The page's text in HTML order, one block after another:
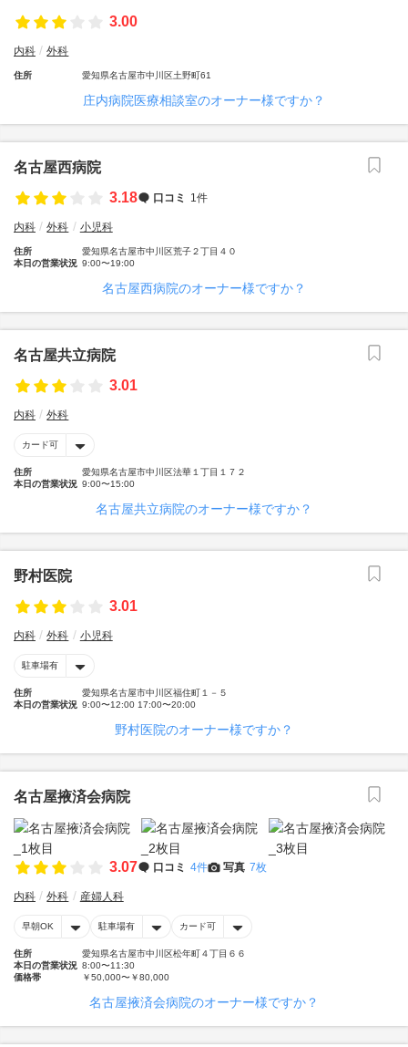
3.00
内科 外科
住所 愛知県名古屋市中川区土野町61
庄内病院医療相談室のオーナー様ですか？
名古屋西病院
3.18
口コミ 1件
内科 外科 小児科
住所
愛知県名古屋市中川区荒子２丁目４０
本日の営業状況 9:00〜19:00
名古屋西病院のオーナー様ですか？
名古屋共立病院
3.01
内科 外科
カード可
住所
愛知県名古屋市中川区法華１丁目１７２
本日の営業状況 9:00〜15:00
名古屋共立病院のオーナー様ですか？
野村医院
3.01
内科 外科 小児科
駐車場有
住所
愛知県名古屋市中川区福住町１－５
本日の営業状況 9:00〜12:00 17:00〜20:00
野村医院のオーナー様ですか？
名古屋掖済会病院
3.07 口コミ 4件 写真 7枚
内科 外科 産婦人科
早朝OK 駐車場有 カード可
住所
愛知県名古屋市中川区松年町４丁目６６
本日の営業状況 8:00〜11:30
価格帯
￥50,000〜￥80,000
名古屋掖済会病院のオーナー様ですか？